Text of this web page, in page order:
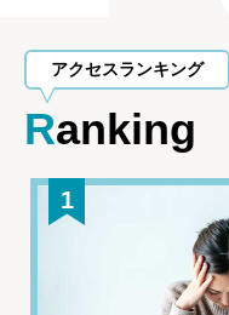
アクセスランキング
Ranking
1